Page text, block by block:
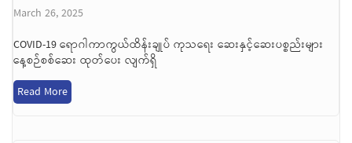
March 26, 2025
COVID-19 ရောဂါကာကွယ်ထိန်းချုပ် ကုသရေး ဆေးနှင့်ဆေးပစ္စည်းများ
နေ့စဉ်စစ်ဆေး ထုတ်ပေး လျက်ရှိ
Read More